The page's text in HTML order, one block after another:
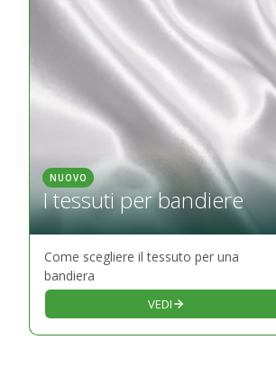
NUOVO
I tessuti per bandiere
Come scegliere il tessuto per una
bandiera
VEDI